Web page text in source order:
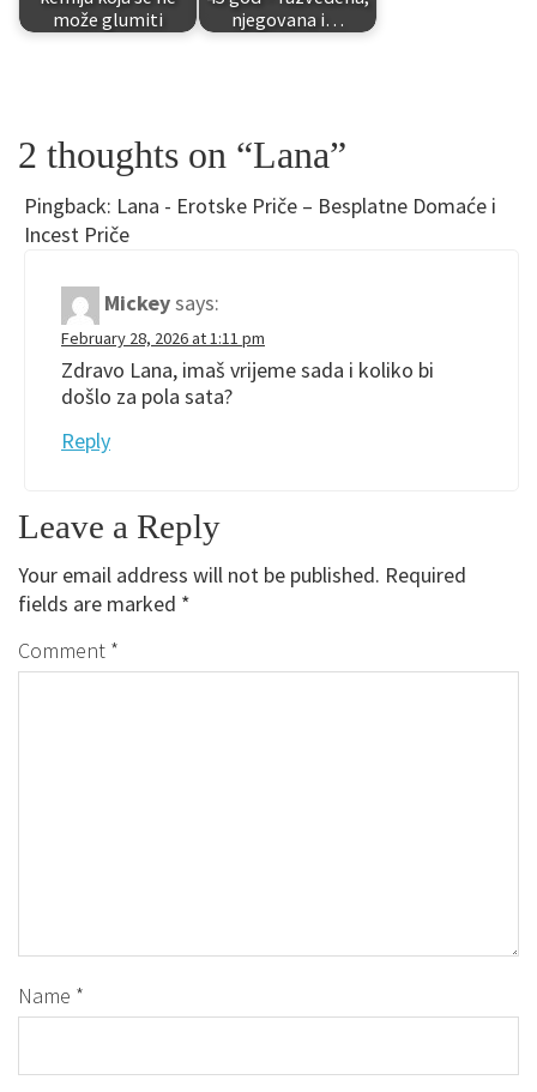
može glumiti
njegovana i…
2 thoughts on “Lana”
Pingback: Lana - Erotske Priče – Besplatne Domaće i
Incest Priče
Mickeysays:
February 28, 2026 at 1:11 pm
Zdravo Lana, imaš vrijeme sada i koliko bi
došlo za pola sata?
Reply
Leave a Reply
Your email address will not be published. Required
fields are marked *
Comment *
Name *